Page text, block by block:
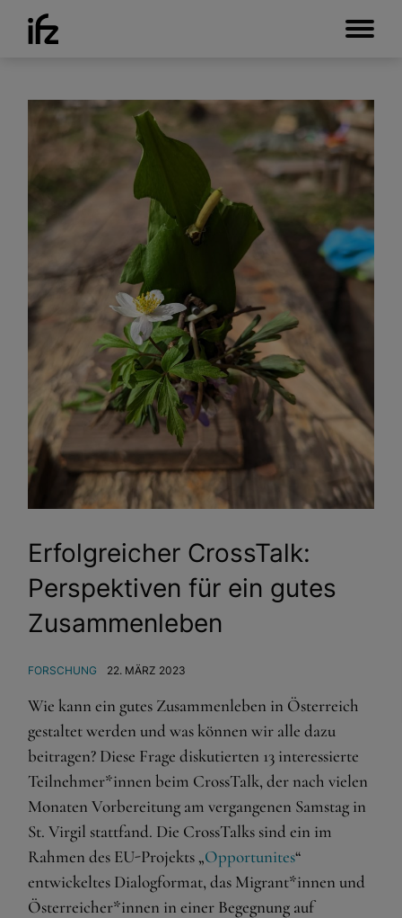
Erfolgreicher CrossTalk:
Perspektiven für ein gutes
Zusammenleben
FORSCHUNG 22. MÄRZ 2023
Wie kann ein gutes Zusammenleben in Österreich
gestaltet werden und was können wir alle dazu
beitragen? Diese Frage diskutierten 13 interessierte
Teilnehmer*innen beim CrossTalk, der nach vielen
Monaten Vorbereitung am vergangenen Samstag in
St. Virgil stattfand. Die CrossTalks sind ein im
Rahmen des EU-Projekts „Opportunites“
entwickeltes Dialogformat, das Migrant*innen und
Österreicher*innen in einer Begegnung auf